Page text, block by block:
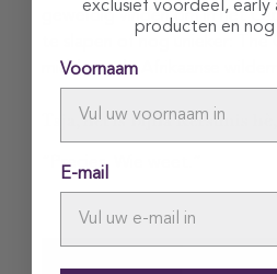
geweldig vinden om in het
middenin de Afrikaanse
Tsja, het ís bijna Kerstmis
“Precies. Wie weet.”
exclusief voordeel, early
producten en
Voornaam
E-mail